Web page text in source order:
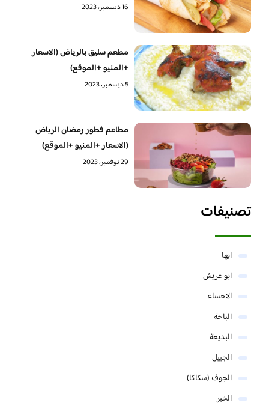
16 ديسمبر، 2023
مطعم سليق بالرياض (الاسعار
+المنيو +الموقع)
5 ديسمبر، 2023
مطاعم فطور رمضان الرياض
(الاسعار +المنيو +الموقع)
29 نوفمبر، 2023
تصنيفات
ابها
ابو عريش
الاحساء
الباحة
البديعة
الجبيل
الجوف (سكاكا)
الخبر